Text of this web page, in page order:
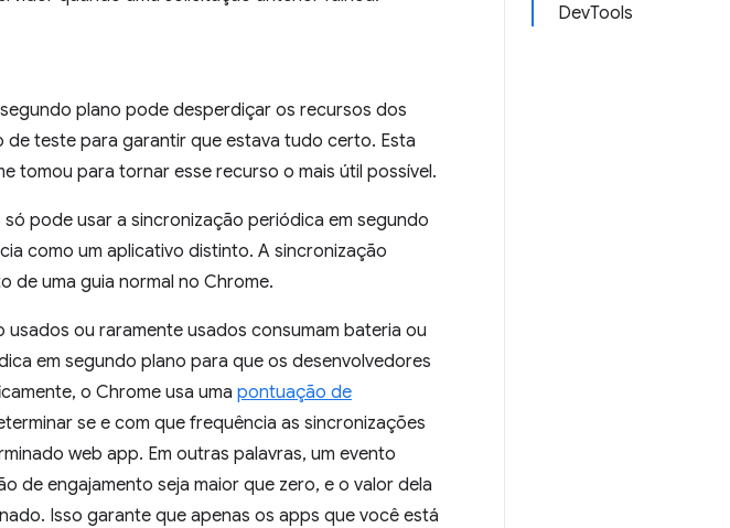
DevTools
plano pode desperdiçar os recursos dos
teste para garantir que estava tudo certo. Esta
tomou para tornar esse recurso o mais útil possível.
pode usar a sincronização periódica em segundo
como um aplicativo distinto. A sincronização
de uma guia normal no Chrome.
ou raramente usados consumam bateria ou
em segundo plano para que os desenvolvedores
o Chrome usa uma pontuação de
se e com que frequência as sincronizações
web app. Em outras palavras, um evento
de engajamento seja maior que zero, e o valor dela
Isso garante que apenas os apps que você está